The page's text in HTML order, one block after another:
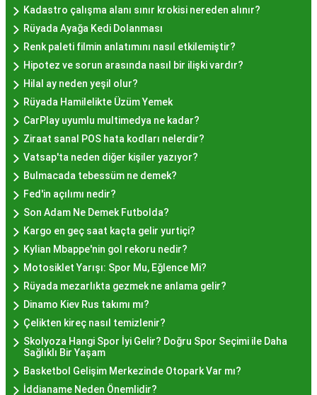
Beyoğlu, Kadıköy, ve Beşiktaş gibi modern
semtlerde de bu lezzeti bulabilirsiniz.
Hayır Lokması Fiyatları
İstanbul'da Nasıl?
Hayır lokması fiyatları İstanbul
mekanlara ve sunulan hizmete göre değişiklik
gösterir. Genellikle porsiyon bazında satılan hayır
lokmalarının fiyatları uygun olup, lezzetin
kalitesiyle uyumlu bir deneyim sunar. İstanbul'da
farklı mekanlarda çeşitli fiyat seçeneklerini
değerlendirerek, bütçenize uygun bir hayır lokması
bulabilirsiniz.
Hayır Lokması İstanbul
Deneyiminde Nelere Dikkat
Edilmeli?
İstanbul'da hayır lokması deneyimini daha özel
kılmak için birkaç öneri:
Kadastro çalışma alanı sınır krokisi nereden alınır?
Rüyada Ayağa Kedi Dolanması
Renk paleti filmin anlatımını nasıl etkilemiştir?
Hipotez ve sorun arasında nasıl bir ilişki vardır?
Hilal ay neden yeşil olur?
Rüyada Hamilelikte Üzüm Yemek
CarPlay uyumlu multimedya ne kadar?
Ziraat sanal POS hata kodları nelerdir?
Vatsap'ta neden diğer kişiler yazıyor?
Bulmacada tebessüm ne demek?
Fed'in açılımı nedir?
Son Adam Ne Demek Futbolda?
Kargo en geç saat kaçta gelir yurtiçi?
Kylian Mbappe'nin gol rekoru nedir?
Motosiklet Yarışı: Spor Mu, Eğlence Mi?
Rüyada mezarlıkta gezmek ne anlama gelir?
Dinamo Kiev Rus takımı mı?
Çelikten kireç nasıl temizlenir?
Skolyoza Hangi Spor İyi Gelir? Doğru Spor Seçimi ile Daha
Sağlıklı Bir Yaşam
Basketbol Gelişim Merkezinde Otopark Var mı?
İddianame Neden Önemlidir?